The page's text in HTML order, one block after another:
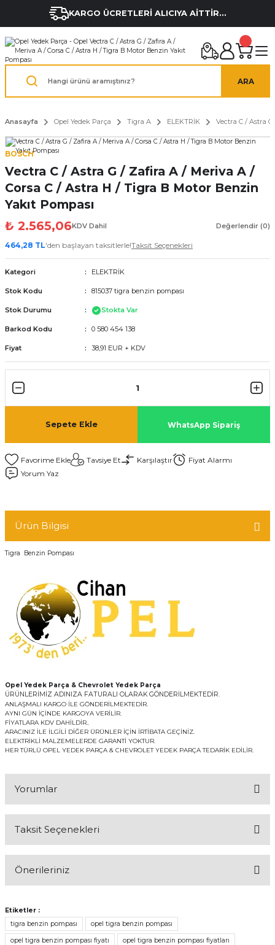
KARGO ÜCRETLERİ ALICIYA AİTTİR...
ARA
Anasayfa Opel Yedek Parça Tigra A ELEKTRİK Vectra C / Astra
BOSCH
Vectra C / Astra G / Zafira A / Meriva A /
Corsa C / Astra H / Tigra B Motor Benzin
Yakıt Pompası
₺ 2.565,06KDV Dahil Değerlendir (0)
464,28 TL'den başlayan taksitlerle!Taksit Seçenekleri
Kategori ELEKTRİK
Stok Kodu 815037 tigra benzin pompası
Stok Durumu Stokta Var
Barkod Kodu 0 580 454 138
Fiyat 38,91 EUR + KDV
Sepete Ekle WhatsApp Sipariş
Tavsiye Et Karşılaştır
Fiyat Alarmı
Yorum Yaz
Ürün Bilgisi
Tigra Benzin Pompası
Opel Yedek Parça & Chevrolet Yedek Parça
ÜRÜNLERİMİZ ADINIZA FATURALI OLARAK GÖNDERİLMEKTEDİR.
ANLAŞMALI KARGO İLE GÖNDERİLMEKTEDİR.
AYNI GÜN İÇİNDE KARGOYA VERİLİR.
FİYATLARA KDV DAHİLDİR..
ARACINIZ İLE İLGİLİ DİĞER ÜRÜNLER İÇİN İRTİBATA GEÇİNİZ.
ELEKTRİKLİ MALZEMELERDE GARANTİ YOKTUR.
HER TÜRLÜ OPEL YEDEK PARÇA & CHEVROLET YEDEK PARÇA TEDARİK EDİLİR.
Yorumlar
Taksit Seçenekleri
Önerileriniz
konularda yetersiz gördüğünüz noktaları öneri formunu kullanarak
tarafımıza iletebilirsiniz.
Görüş ve önerileriniz için teşekkür ederiz.
Etiketler :
tigra benzin pompası
opel tigra benzin pompası
opel tigra benzin pompası fiyatı opel tigra benzin pompası fiyatları